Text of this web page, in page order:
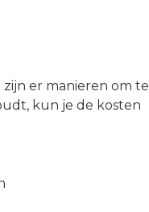
er manieren om te
kun je de kosten